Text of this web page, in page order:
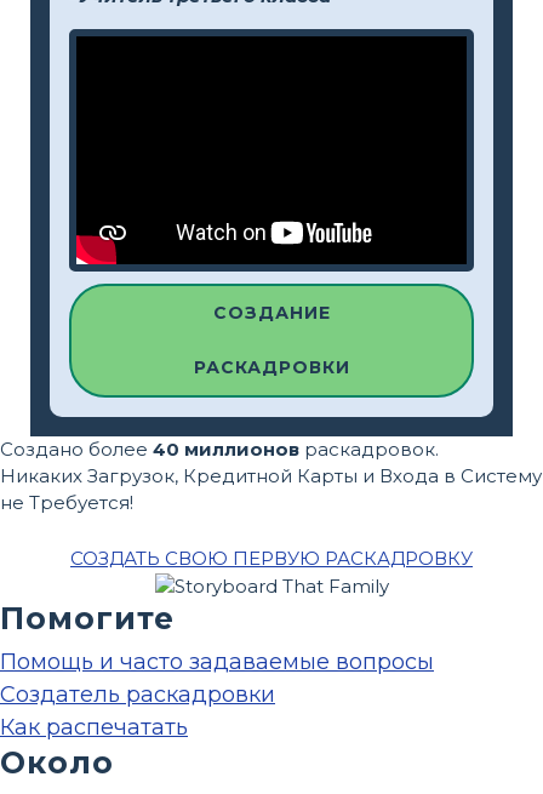
СОЗДАНИЕ
РАСКАДРОВКИ
Создано более 40 миллионов раскадровок.
Никаких Загрузок, Кредитной Карты и Входа в Систему
не Требуется!
СОЗДАТЬ СВОЮ ПЕРВУЮ РАСКАДРОВКУ
Помогите
Помощь и часто задаваемые вопросы
Создатель раскадровки
Как распечатать
Около